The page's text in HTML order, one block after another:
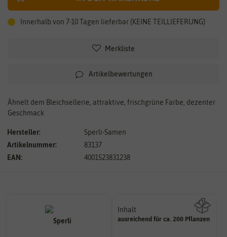
Innerhalb von 7-10 Tagen lieferbar (KEINE TEILLIEFERUNG)
Merkliste
Artikelbewertungen
Ähnelt dem Bleichsellerie, attraktive, frischgrüne Farbe, dezenter
Geschmack
Hersteller:
Sperli-Samen
Artikelnummer:
83137
EAN:
4001523831238
Inhalt
ausreichend für ca. 200 Pflanzen
Wie viel ist enthalten